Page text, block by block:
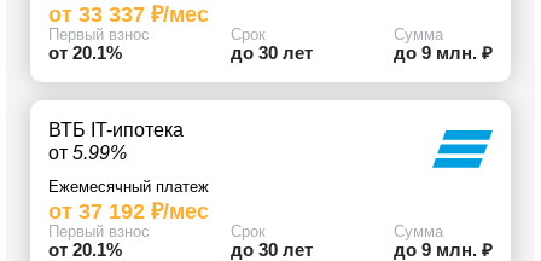
от 33 337 ₽/мес
Первый взнос
от 20.1%
Срок
до 30 лет
Сумма
до 9 млн. ₽
ВТБ IT-ипотека
от 5.99%
Ежемесячный платеж
от 37 192 ₽/мес
Первый взнос
от 20.1%
Срок
до 30 лет
Сумма
до 9 млн. ₽